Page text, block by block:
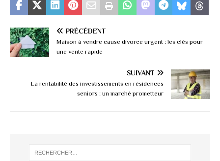
PRÉCÉDENT
Maison à vendre cause divorce urgent : les clés pour
une vente rapide
SUIVANT
La rentabilité des investissements en résidences
seniors : un marché prometteur